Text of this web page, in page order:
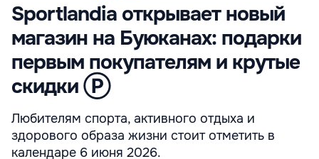
Sportlandia открывает новый
магазин на Буюканах: подарки
первым покупателям и крутые
скидки Ⓟ
Любителям спорта, активного отдыха и
здорового образа жизни стоит отметить в
календаре 6 июня 2026.